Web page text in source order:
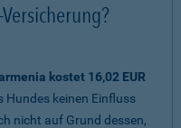
kostet 16,02 EUR
Hundes keinen Einfluss
nicht auf Grund dessen,